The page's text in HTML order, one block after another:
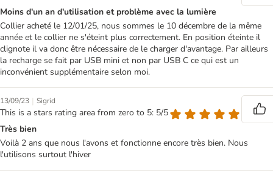
Moins d'un an d'utilisation et problème avec la lumière
Collier acheté le 12/01/25, nous sommes le 10 décembre de la même
année et le collier ne s'éteint plus correctement. En position éteinte il
clignote il va donc être nécessaire de le charger d'avantage. Par ailleurs
la recharge se fait par USB mini et non par USB C ce qui est un
inconvénient supplémentaire selon moi.
13/09/23 | Sigrid
This is a stars rating area from zero to 5: 5/5
Très bien
Voilà 2 ans que nous l'avons et fonctionne encore très bien. Nous
l'utilisons surtout l'hiver